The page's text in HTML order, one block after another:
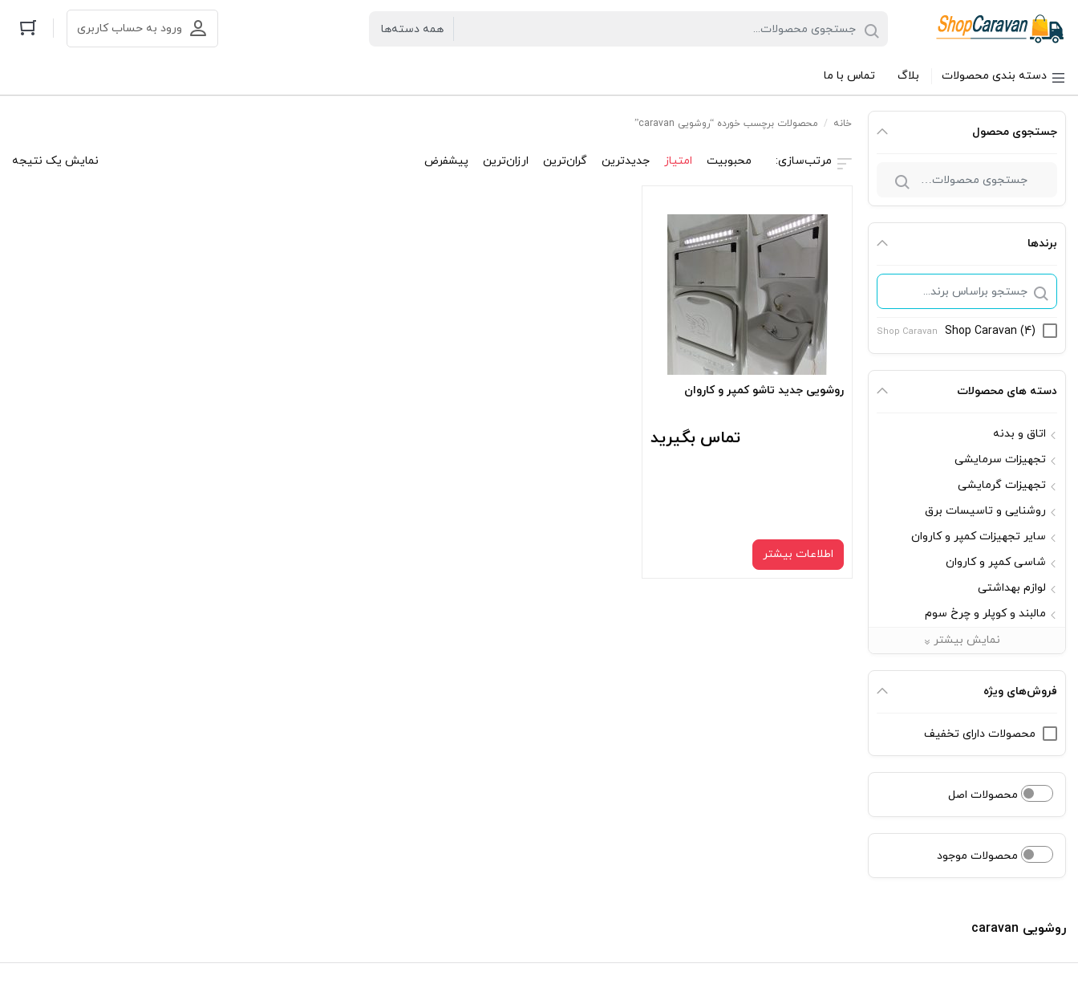
ورود به حساب کاربری
دسته بندی محصولات بلاگ تماس با ما
جستجوی محصول
برندها
Shop Caravan (4)
Shop Caravan
دسته های محصولات
اتاق و بدنه
تجهیزات سرمایشی
تجهیزات گرمایشی
روشنایی و تاسیسات برق
سایر تجهیزات کمپر و کاروان
شاسی کمپر و کاروان
لوازم بهداشتی
مالبند و کوپلر و چرخ سوم
نمایش بیشتر
فروش‌های ویژه
محصولات دارای تخفیف
محصولات اصل
محصولات موجود
خانه / محصولات برچسب خورده “روشویی caravan”
نمایش یک نتیجه محبوبیت امتیاز جدیدترین گران‌ترین ارزان‌ترین پیشفرض
روشویی جدید تاشو کمپر و کاروان
تماس بگیرید
اطلاعات بیشتر
روشویی caravan